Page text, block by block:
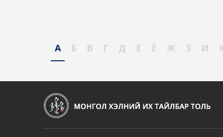
А Б В Г Д Е Ё Ж З И